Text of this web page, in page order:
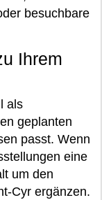
besuchbare
Ihrem
als
geplanten
passt. Wenn
eine
um den
Cyr ergänzen.